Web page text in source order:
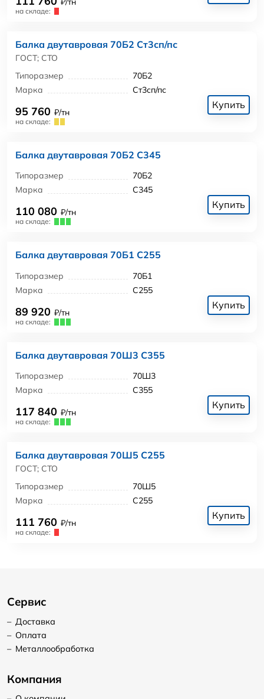
на складе:
Балка двутавровая 70Б2 Ст3сп/пс
ГОСТ; СТО
Типоразмер
70Б2
Марка
Ст3сп/пс
95 760 ₽/тн
на складе:
Купить
Балка двутавровая 70Б2 С345
Типоразмер
70Б2
Марка
С345
110 080 ₽/тн
на складе:
Купить
Балка двутавровая 70Б1 С255
Типоразмер
70Б1
Марка
С255
89 920 ₽/тн
на складе:
Купить
Балка двутавровая 70Ш3 С355
Типоразмер
70Ш3
Марка
С355
117 840 ₽/тн
на складе:
Купить
Балка двутавровая 70Ш5 С255
ГОСТ; СТО
Типоразмер
70Ш5
Марка
С255
111 760 ₽/тн
на складе:
Купить
Сервис
– Доставка
– Оплата
– Металлообработка
Компания